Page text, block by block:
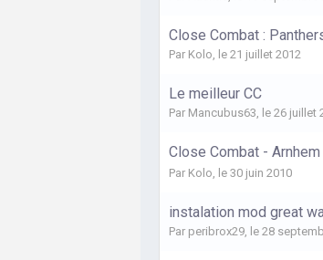
Close Combat :
Par Kolo le 21 juillet 2012
Le meilleur CC
Par Mancubus63 le 26 juillet
Close Combat -
Par Kolo le 30 juin 2010
instalation mod great
Par peribrox29 le 28